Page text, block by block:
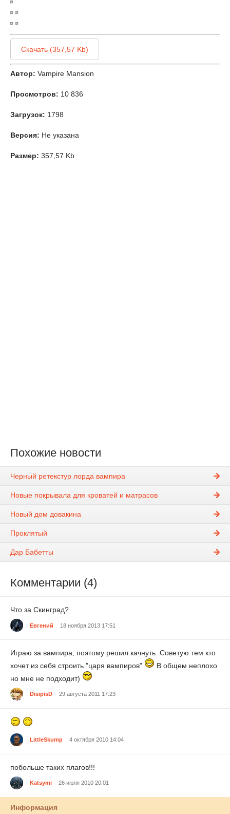
Скачать (357,57 Kb)
Автор: Vampire Mansion
Просмотров: 10 836
Загрузок: 1798
Версия: Не указана
Размер: 357,57 Kb
Похожие новости
Черный ретекстур лорда вампира
Новые покрывала для кроватей и матрасов
Новый дом довакина
Проклятый
Дар Бабетты
Комментарии (4)
Что за Скинград?
Евгений 18 ноября 2013 17:51
Играю за вампира, поэтому решил качнуть. Советую тем кто
хочет из себя строить "царя вампиров"
В общем неплохо
но мне не подходит)
DisipisD 29 августа 2011 17:23
LittleSkump 4 октября 2010 14:04
побольше таких плагов!!!
Katsymi 26 июля 2010 20:01
Информация